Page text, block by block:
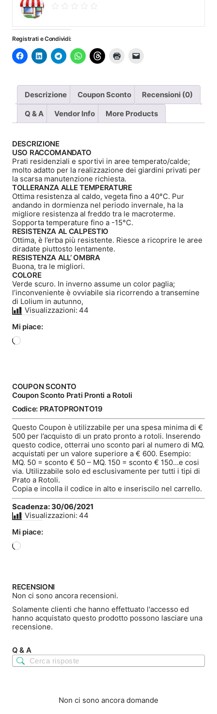
Registrati e Condividi:
Descrizione Coupon Sconto Recensioni (0)
Q & A Vendor Info More Products
DESCRIZIONE
USO RACCOMANDATO
Prati residenziali e sportivi in aree temperato/calde;
molto adatto per la realizzazione dei giardini privati per
la scarsa manutenzione richiesta.
TOLLERANZA ALLE TEMPERATURE
Ottima resistenza al caldo, vegeta fino a 40°C. Pur
andando in dormienza nel periodo invernale, ha la
migliore resistenza al freddo tra le macroterme.
Sopporta temperature fino a -15°C.
RESISTENZA AL CALPESTIO
Ottima, è l’erba più resistente. Riesce a ricoprire le aree
diradate piuttosto lentamente.
RESISTENZA ALL’ OMBRA
Buona, tra le migliori.
COLORE
Verde scuro. In inverno assume un color paglia;
l’inconveniente è ovviabile sia ricorrendo a transemine
di Lolium in autunno,
Visualizzazioni: 44
Mi piace:
Caricamento
COUPON SCONTO
Coupon Sconto Prati Pronti a Rotoli
Codice: PRATOPRONTO19
Questo Coupon è utilizzabile per una spesa minima di €
500 per l’acquisto di un prato pronto a rotoli. Inserendo
questo codice, otterrai uno sconto pari al numero di MQ.
acquistati per un valore superiore a € 600. Esempio:
MQ. 50 = sconto € 50 – MQ. 150 = sconto € 150…e cosi
via. Utilizzabile solo ed esclusivamente per tutti i tipi di
Prato a Rotoli.
Copia e incolla il codice in alto e inseriscilo nel carrello.
Scadenza: 30/06/2021
Visualizzazioni: 44
Mi piace:
Caricamento
RECENSIONI
Non ci sono ancora recensioni.
Solamente clienti che hanno effettuato l'accesso ed
hanno acquistato questo prodotto possono lasciare una
recensione.
Q & A
Non ci sono ancora domande